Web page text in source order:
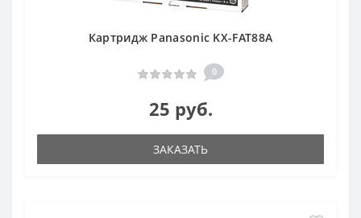
Картридж Panasonic KX-FAT88A
0
25 руб.
ЗАКАЗАТЬ